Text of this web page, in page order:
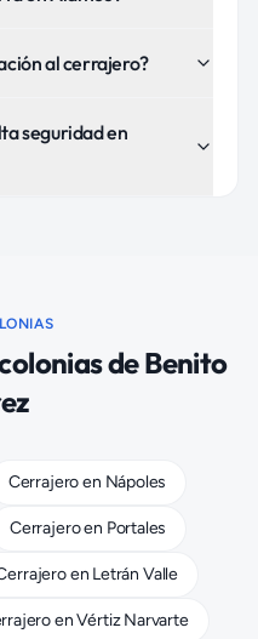
al cerrajero?
seguridad en
deBenito
Cerrajeroen Nápoles
Cerrajeroen Portales
en Letrán Valle
enVértiz Narvarte